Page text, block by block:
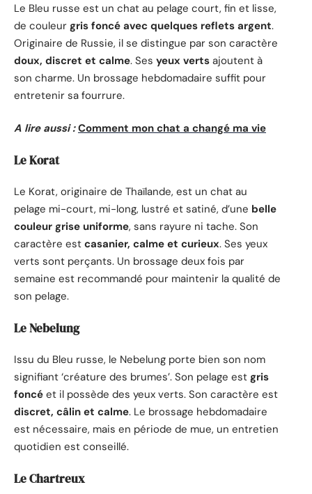
Le Bleu russe est un chat au pelage court, fin et lisse,
de couleur gris foncé avec quelques reflets argent.
Originaire de Russie, il se distingue par son caractère
doux, discret et calme. Ses yeux verts ajoutent à
son charme. Un brossage hebdomadaire suffit pour
entretenir sa fourrure.
A lire aussi : Comment mon chat a changé ma vie
Le Korat
Le Korat, originaire de Thaïlande, est un chat au
pelage mi-court, mi-long, lustré et satiné, d’une belle
couleur grise uniforme, sans rayure ni tache. Son
caractère est casanier, calme et curieux. Ses yeux
verts sont perçants. Un brossage deux fois par
semaine est recommandé pour maintenir la qualité de
son pelage.
Le Nebelung
Issu du Bleu russe, le Nebelung porte bien son nom
signifiant ‘créature des brumes’. Son pelage est gris
foncé et il possède des yeux verts. Son caractère est
discret, câlin et calme. Le brossage hebdomadaire
est nécessaire, mais en période de mue, un entretien
quotidien est conseillé.
Le Chartreux